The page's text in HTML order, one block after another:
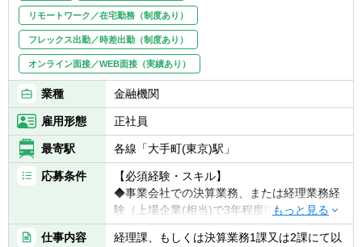
リモートワーク／在宅勤務（制度あり）
フレックス出勤／時差出勤（制度あり）
オンライン面接／WEB面接（実績あり）
業種 金融機関
雇用形態 正社員
最寄駅 各線「大手町(東京)駅」
応募条件
【必須経験・スキル】
◆事業会社での決算業務、または経理業務経
験（上場企業(相当)で3年程度以上）
◆監査法人・税理士法人での業務経験
仕事内容
経理課、もしくは決算業務1課又は2課にて以